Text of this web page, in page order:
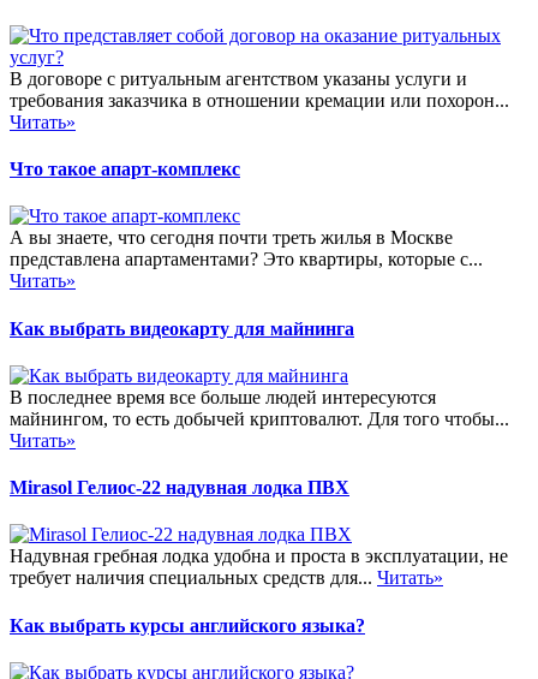
В договоре с ритуальным агентством указаны услуги и
требования заказчика в отношении кремации или похорон...
Читать»
Что такое апарт-комплекс
А вы знаете, что сегодня почти треть жилья в Москве
представлена апартаментами? Это квартиры, которые с...
Читать»
Как выбрать видеокарту для майнинга
В последнее время все больше людей интересуются
майнингом, то есть добычей криптовалют. Для того чтобы...
Читать»
Mirasol Гелиос-22 надувная лодка ПВХ
Надувная гребная лодка удобна и проста в эксплуатации, не
требует наличия специальных средств для... Читать»
Как выбрать курсы английского языка?